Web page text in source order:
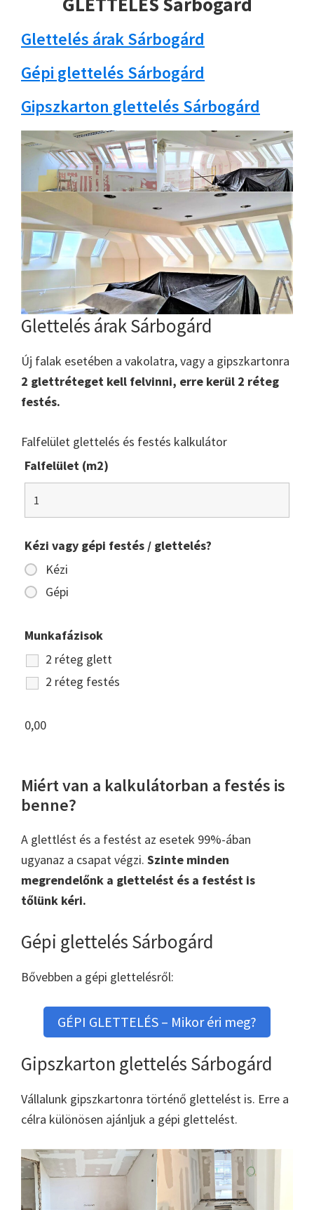
Glettelés árak Sárbogárd
Gépi glettelés Sárbogárd
Gipszkarton glettelés Sárbogárd
Glettelés árak Sárbogárd
Új falak esetében a vakolatra, vagy a gipszkartonra
2 glettréteget kell felvinni, erre kerül 2 réteg
festés.
Falfelület glettelés és festés kalkulátor
Falfelület (m2)
Kézi vagy gépi festés / glettelés?
Kézi
Gépi
Munkafázisok
2 réteg glett
2 réteg festés
0,00
Miért van a kalkulátorban a festés is
benne?
A glettlést és a festést az esetek 99%-ában
ugyanaz a csapat végzi. Szinte minden
megrendelőnk a glettelést és a festést is
tőlünk kéri.
Gépi glettelés Sárbogárd
Bővebben a gépi glettelésről:
GÉPI GLETTELÉS – Mikor éri meg?
Gipszkarton glettelés Sárbogárd
Vállalunk gipszkartonra történő glettelést is. Erre a
célra különösen ajánljuk a gépi glettelést.